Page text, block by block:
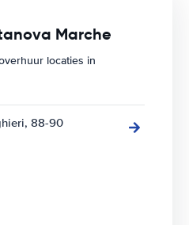
Marche
locaties in
88-90